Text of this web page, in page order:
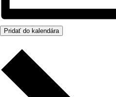
Pridať do kalendára